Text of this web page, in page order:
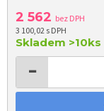
2 562 bez DPH
3 100,02 s DPH
Skladem >10ks
−